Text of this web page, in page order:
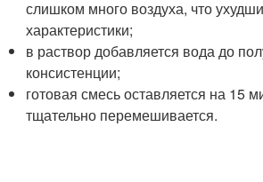
слишком много воздуха, что
характеристики;
в раствор добавляется вода до
консистенции;
готовая смесь оставляется на 15
тщательно перемешивается.